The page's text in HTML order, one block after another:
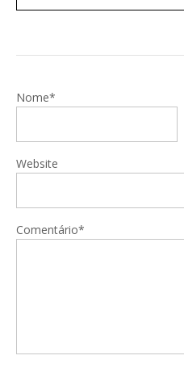
Nome*
Website
Comentário*